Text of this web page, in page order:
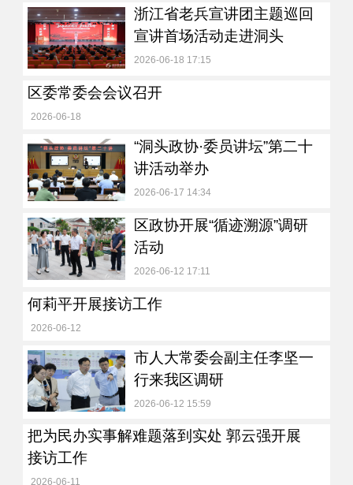
浙江省老兵宣讲团主题巡回
宣讲首场活动走进洞头
2026-06-18 17:15
区委常委会会议召开
2026-06-18
“洞头政协·委员讲坛”第二十
讲活动举办
2026-06-17 14:34
区政协开展“循迹溯源”调研
活动
2026-06-12 17:11
何莉平开展接访工作
2026-06-12
市人大常委会副主任李坚一
行来我区调研
2026-06-12 15:59
把为民办实事解难题落到实处 郭云强开展
接访工作
2026-06-11